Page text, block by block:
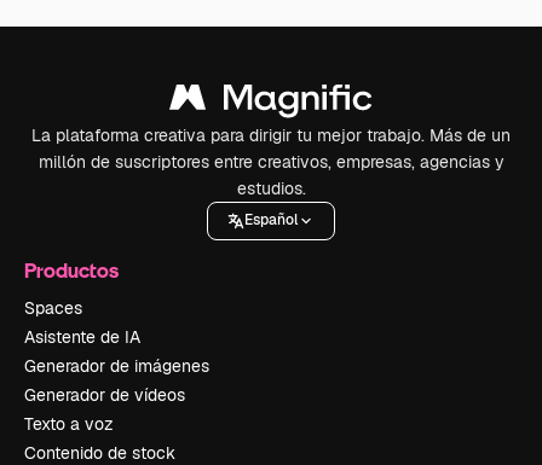
La plataforma creativa para dirigir tu mejor trabajo. Más de un
millón de suscriptores entre creativos, empresas, agencias y
estudios.
Español
Productos
Spaces
Asistente de IA
Generador de imágenes
Generador de vídeos
Texto a voz
Contenido de stock